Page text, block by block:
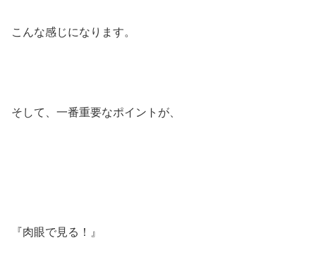
こんな感じになります。
そして、一番重要なポイントが、
『肉眼で見る！』